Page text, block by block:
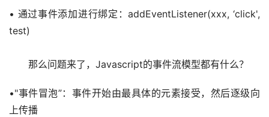
• 通过事件添加进行绑定：addEventListener(xxx, ‘click',
test)
那么问题来了，Javascript的事件流模型都有什么？
•"事件冒泡”：事件开始由最具体的元素接受，然后逐级向
上传播